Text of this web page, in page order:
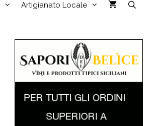
Artigianato Locale